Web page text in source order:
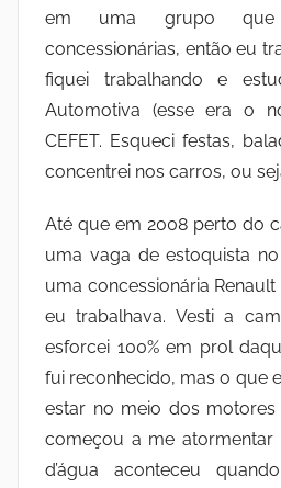
em uma grupo que
concessionárias, então eu
fiquei trabalhando e
Automotiva (esse era o
CEFET. Esqueci festas,
concentrei nos carros, ou
Até que em 2008 perto do
uma vaga de estoquista
uma concessionária
eu trabalhava. Vesti a
esforcei 100% em prol
fui reconhecido, mas o que
estar no meio dos motores
começou a me atormentar
d’água aconteceu